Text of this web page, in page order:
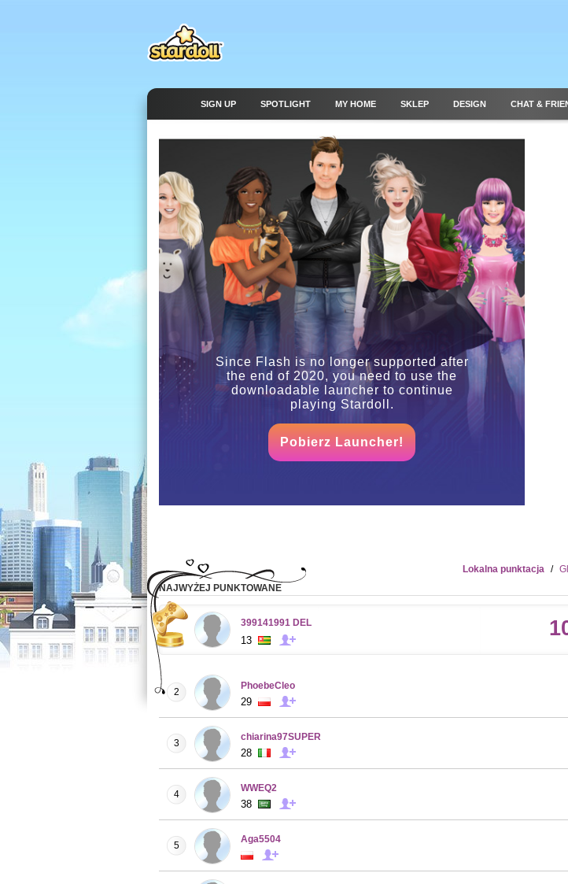
SIGN UP SPOTLIGHT MY HOME SKLEP DESIGN CHAT &
Since Flash is no longer supported after
the end of 2020, you need to use the
downloadable launcher to continue
playing Stardoll.
Pobierz Launcher!
Lokalna punktacja /
NAJWYŻEJ PUNKTOWANE
399141991 DEL
13
2
PhoebeCleo
29
3
chiarina97SUPER
28
4
WWEQ2
38
5
Aga5504